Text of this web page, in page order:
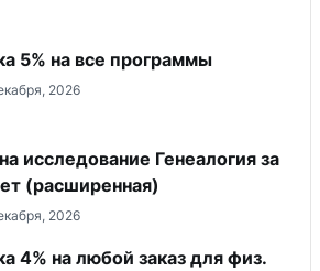
5% на все программы
2026
исследование Генеалогия за
(расширенная)
2026
4% на любой заказ для физ.